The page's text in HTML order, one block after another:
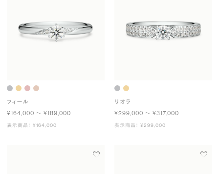
フィール
¥164,000 〜 ¥189,000
表示商品： ¥164,000
リオラ
¥299,000 〜 ¥317,000
表示商品： ¥299,000